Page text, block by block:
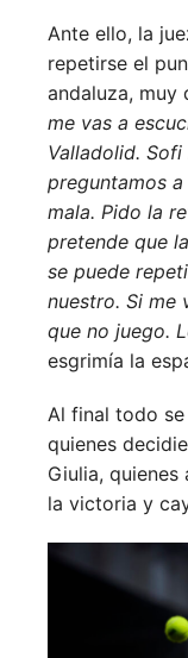
Ante ello, la
repetirse el
andaluza, muy
me vas a
Valladolid.
preguntamos
mala. Pido la
pretende que
se puede
nuestro. Si me
que no juego.
esgrimía la
Al final todo
quienes
Giulia,
la victoria y